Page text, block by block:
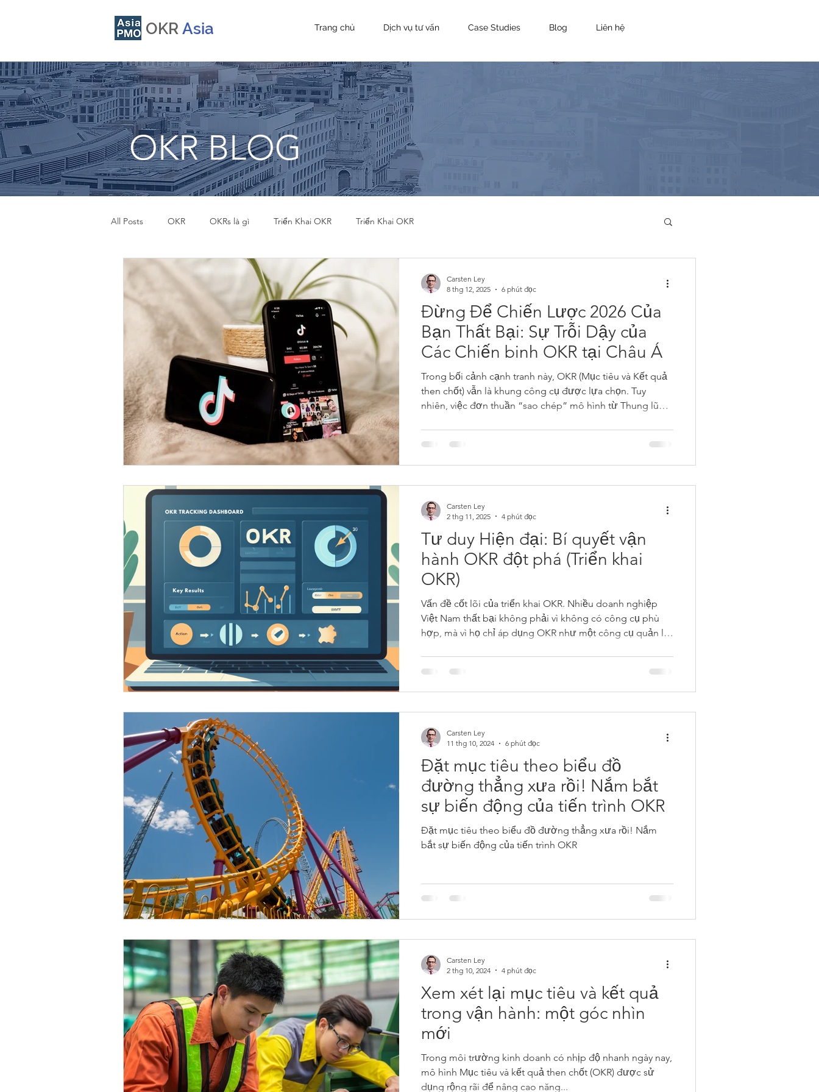
OKR Asia Trang chủ Dịch vụ tư vấn Case Studies Blog Liên hệ
OKR BLOG
All Posts OKR OKRs là gì Triển Khai OKR Triển Khai OKR
Đừng Để Chiến Lược 2026 Của
Bạn Thất Bại: Sự Trỗi Dậy của
Các Chiến binh OKR tại Châu Á
Trong bối cảnh cạnh tranh này, OKR (Mục tiêu và Kết quả
then chốt) vẫn là khung công cụ được lựa chọn. Tuy
nhiên, việc đơn thuần “sao chép” mô hình từ Thung lũng
Carsten Ley
8 thg 12, 2025
6 phút đọc
Tư duy Hiện đại: Bí quyết vận
hành OKR đột phá (Triển khai
OKR)
Vấn đề cốt lõi của triển khai OKR. Nhiều doanh nghiệp
Việt Nam thất bại không phải vì không có công cụ phù
hợp, mà vì họ chỉ áp dụng OKR như một công cụ quản lý
Carsten Ley
2 thg 11, 2025
4 phút đọc
Đặt mục tiêu theo biểu đồ
đường thẳng xưa rồi! Nắm bắt
sự biến động của tiến trình OKR
Đặt mục tiêu theo biểu đồ đường thẳng xưa rồi! Nắm
bắt sự biến động của tiến trình OKR
Carsten Ley
11 thg 10, 2024
6 phút đọc
Xem xét lại mục tiêu và kết quả
trong vận hành: một góc nhìn
mới
Trong môi trường kinh doanh có nhịp độ nhanh ngày nay,
mô hình Mục tiêu và kết quả then chốt (OKR) được sử
dụng rộng rãi để nâng cao năng...
Carsten Ley
2 thg 10, 2024
4 phút đọc